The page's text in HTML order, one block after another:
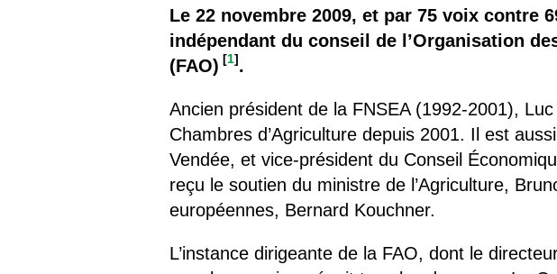
Il y a semence…. et
Quels sont les
Le 22 novembre 2009, et par 75 voix contre
indépendant du conseil de l’Organisation
(FAO) [1].
Ancien président de la FNSEA (1992-2001),
Chambres d’Agriculture depuis 2001. Il est
Vendée, et vice-président du Conseil
reçu le soutien du ministre de l’Agriculture,
européennes, Bernard Kouchner.
L’instance dirigeante de la FAO, dont le